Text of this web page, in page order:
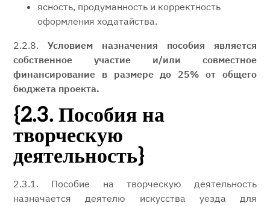
ясность, продуманность и корректность
оформления ходатайства.
2.2.8. Условием назначения пособия является
собственное участие и/или совместное
финансирование в размере до 25% от общего
бюджета проекта.
{2.3. Пособия на
творческую
деятельность}
2.3.1. Пособие на творческую деятельность
назначается деятелю искусства уезда для